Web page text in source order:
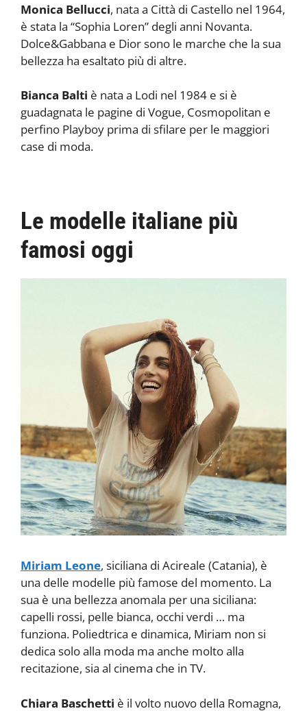
Monica Bellucci, nata a Città di Castello nel 1964,
è stata la “Sophia Loren” degli anni Novanta.
Dolce&Gabbana e Dior sono le marche che la sua
bellezza ha esaltato più di altre.
Bianca Balti è nata a Lodi nel 1984 e si è
guadagnata le pagine di Vogue, Cosmopolitan e
perfino Playboy prima di sfilare per le maggiori
case di moda.
Le modelle italiane più
famosi oggi
Miriam Leone, siciliana di Acireale (Catania), è
una delle modelle più famose del momento. La
sua è una bellezza anomala per una siciliana:
capelli rossi, pelle bianca, occhi verdi … ma
funziona. Poliedtrica e dinamica, Miriam non si
dedica solo alla moda ma anche molto alla
recitazione, sia al cinema che in TV.
Chiara Baschetti è il volto nuovo della Romagna,